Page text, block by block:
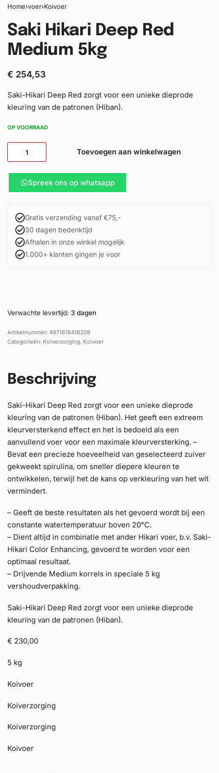
Home›voer›Koivoer
Saki Hikari Deep Red
Medium 5kg
€ 254,53
Saki-Hikari Deep Red zorgt voor een unieke dieprode
kleuring van de patronen (Hiban).
OP VOORRAAD
Toevoegen aan winkelwagen
Spreek ons op whatsapp
Gratis verzending vanaf €75,-
30 dagen bedenktijd
Afhalen in onze winkel mogelijk
1.000+ klanten gingen je voor
Verwachte levertijd: 3 dagen
4971618416209
Categorieën: Koiverzorging, Koivoer
Beschrijving
Saki-Hikari Deep Red zorgt voor een unieke dieprode
kleuring van de patronen (Hiban). Het geeft een extreem
kleur­versterkend effect en het is bedoeld als een
aanvullend voer voor een maximale kleurversterking. –
Bevat een precieze hoeveelheid van geselecteerd zuiver
gekweekt spirulina, om sneller diepere kleuren te
ontwikkelen, terwijl het de kans op verkleuring van het wit
vermindert.
– Geeft de beste resultaten als het gevoerd wordt bij een
constante watertemperatuur boven 20°C.
– Dient altijd in combinatie met ander Hikari voer, b.v. Saki-
Hikari Color Enhancing, gevoerd te worden voor een
optimaal resultaat.
– Drijvende Medium korrels in speciale 5 kg
vershoudverpakking.
Saki-Hikari Deep Red zorgt voor een unieke dieprode
kleuring van de patronen (Hiban).
€ 230,00
5 kg
Koivoer
Koiverzorging
Koiverzorging
Koivoer